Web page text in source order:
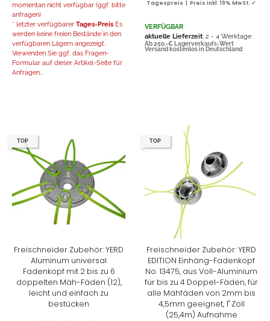
momentan nicht verfügbar (ggf. bitte
anfragen)
* letzter verfügbarer Tages-Preis Es
werden keine freien Bestände in den
verfügbaren Lägern angezeigt.
Verwenden Sie ggf. das Fragen-
Formular auf dieser Artikel-Seite für
Anfragen...
Tagespreis | Preis inkl. 19% MwSt. ✓
VERFÜGBAR
aktuelle Lieferzeit: 2 - 4 Werktage
Ab 250,-€ Lagerverkaufs-Wert
Versand kostenlos in Deutschland
TOP
Freischneider Zubehör: YERD
Aluminum universal
Fadenkopf mit 2 bis zu 6
doppelten Mäh-Fäden (12),
leicht und einfach zu
bestücken
TOP
Freischneider Zubehör: YERD
EDITION Einhäng-Fadenkopf
No. 13475, aus Voll-Aluminium
für bis zu 4 Doppel-Fäden, für
alle Mähfäden von 2mm bis
4,5mm geeignet, 1" Zoll
(25,4m) Aufnahme